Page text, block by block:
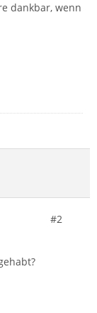
dankbar, wenn
#2